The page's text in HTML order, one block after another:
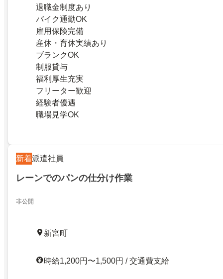
退職金制度あり
バイク通勤OK
雇用保険完備
産休・育休実績あり
ブランクOK
制服貸与
福利厚生充実
フリーター歓迎
経験者優遇
職場見学OK
新着派遣社員
レーンでのパンの仕分け作業
非公開
新宮町
時給1,200円〜1,500円 / 交通費支給